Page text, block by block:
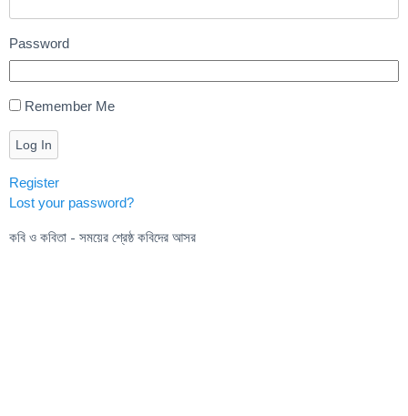
Password
Remember Me
Log In
Register
Lost your password?
কবি ও কবিতা - সময়ের শ্রেষ্ঠ কবিদের আসর